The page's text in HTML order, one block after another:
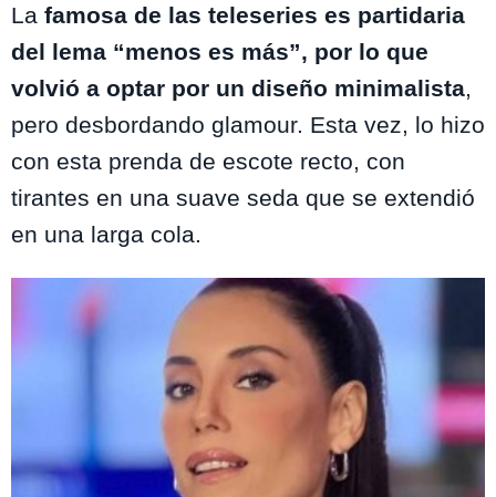
La famosa de las teleseries es partidaria
del lema “menos es más”, por lo que
volvió a optar por un diseño minimalista,
pero desbordando glamour. Esta vez, lo hizo
con esta prenda de escote recto, con
tirantes en una suave seda que se extendió
en una larga cola.